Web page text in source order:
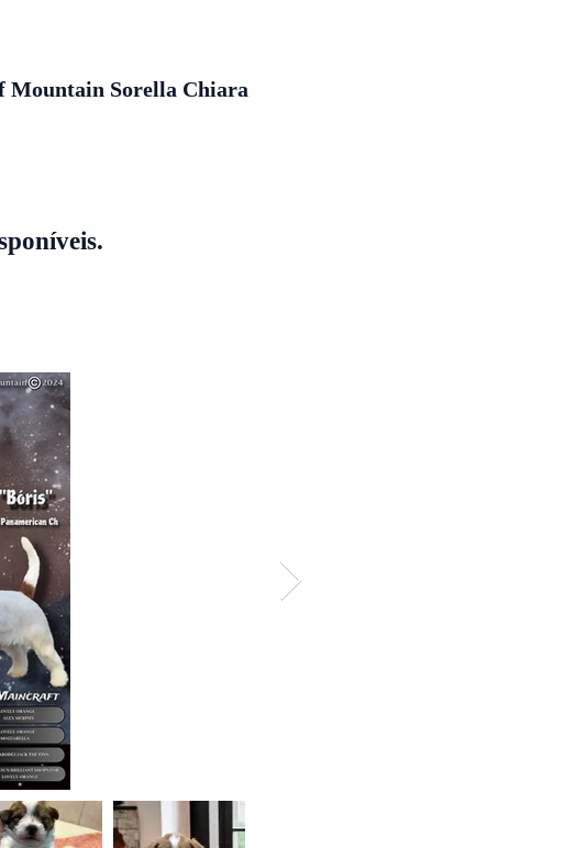
Mountain Sorella Chiara